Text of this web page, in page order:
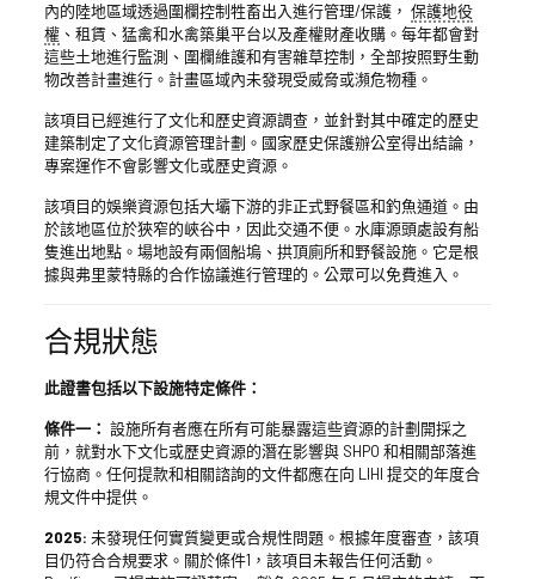
內的陸地區域透過圍欄控制牲畜出入進行管理/保護， 保護地役
權、租賃、猛禽和水禽築巢平台以及產權財產收購。每年都會對
這些土地進行監測、圍欄維護和有害雜草控制，全部按照野生動
物改善計畫進行。計畫區域內未發現受威脅或瀕危物種。
該項目已經進行了文化和歷史資源調查，並針對其中確定的歷史
建築制定了文化資源管理計劃。國家歷史保護辦公室得出結論，
專案運作不會影響文化或歷史資源。
該項目的娛樂資源包括大壩下游的非正式野餐區和釣魚通道。由
於該地區位於狹窄的峽谷中，因此交通不便。水庫源頭處設有船
隻進出地點。場地設有兩個船塢、拱頂廁所和野餐設施。它是根
據與弗里蒙特縣的合作協議進行管理的。公眾可以免費進入。
合規狀態
此證書包括以下設施特定條件：
條件一： 設施所有者應在所有可能暴露這些資源的計劃開採之
前，就對水下文化或歷史資源的潛在影響與 SHPO 和相關部落進
行協商。任何提款和相關諮詢的文件都應在向 LIHI 提交的年度合
規文件中提供。
2025: 未發現任何實質變更或合規性問題。根據年度審查，該項
目仍符合合規要求。關於條件1，該項目未報告任何活動。